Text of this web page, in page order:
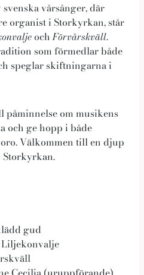
vårsånger, där
organist i Storkyrkan, står
ochFörvårskväll.
som förmedlar både
speglar skiftningarna i
om musikens
och ge hopp i både
Välkommen till en djup
gud